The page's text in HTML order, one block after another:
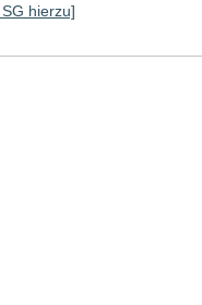
hierzu]